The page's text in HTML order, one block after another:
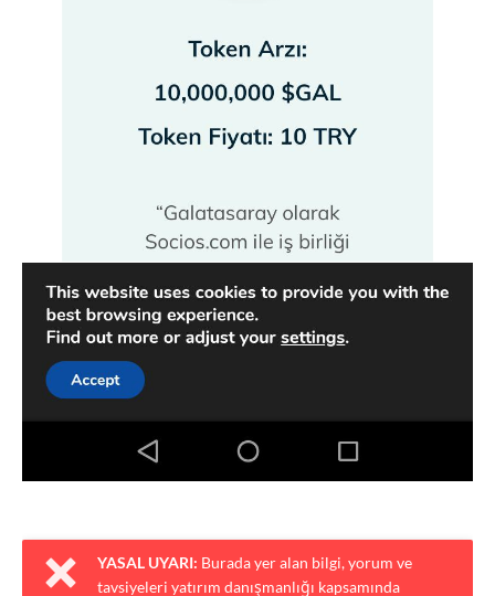
YASAL UYARI: Burada yer alan bilgi, yorum ve
tavsiyeleri yatırım danışmanlığı kapsamında